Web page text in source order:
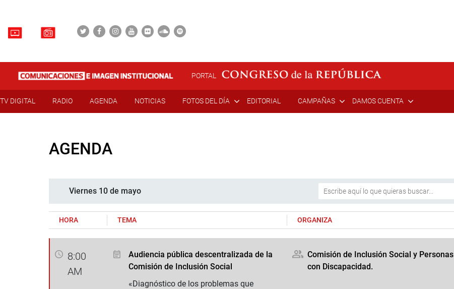
PORTAL
TV DIGITAL RADIO AGENDA NOTICIAS FOTOS DEL DÍA EDITORIAL CAMPAÑAS DAMOS CUENTA
AGENDA
Viernes 10 de mayo
HORA TEMA ORGANIZA
8:00
AM
Audiencia pública descentralizada de la
Comisión de Inclusión Social
«Diagnóstico de los problemas que
Comisión de Inclusión Social y Personas
con Discapacidad.